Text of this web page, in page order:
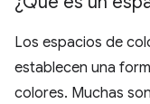
Los espacios de
establecen una
colores. Muchas